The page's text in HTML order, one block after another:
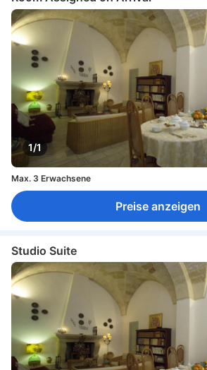
1/1
Max. 3 Erwachsene
Preise anzeigen
Studio Suite